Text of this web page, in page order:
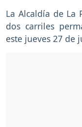
La Alcaldía de La
dos carriles
este jueves 27 de